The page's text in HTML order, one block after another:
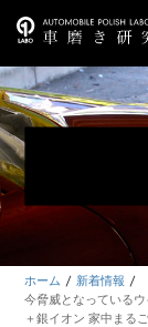
ホーム
新着情報
今脅威となっている
＋銀イオン 家中まる